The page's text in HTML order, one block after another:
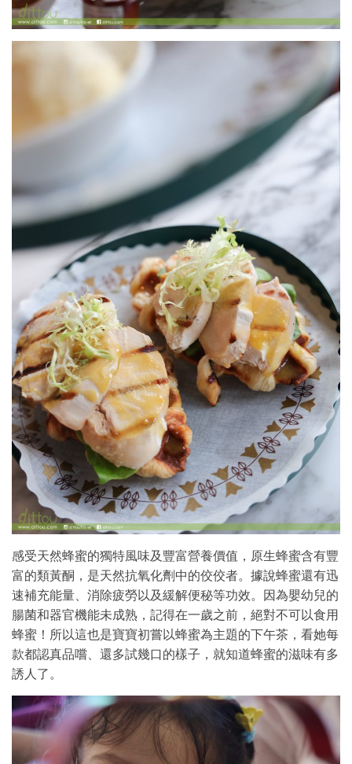
感受天然蜂蜜的獨特風味及豐富營養價值，原生蜂蜜含有豐
富的類黃酮，是天然抗氧化劑中的佼佼者。據說蜂蜜還有迅
速補充能量、消除疲勞以及緩解便秘等功效。因為嬰幼兒的
腸菌和器官機能未成熟，記得在一歲之前，絕對不可以食用
蜂蜜！所以這也是寶寶初嘗以蜂蜜為主題的下午茶，看她每
款都認真品嚐、還多試幾口的樣子，就知道蜂蜜的滋味有多
誘人了。